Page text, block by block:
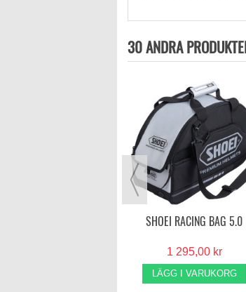
30 ANDRA
SHOEI RACING BAG 5.0
1 295,00 kr
LÄGG I VARUKORG